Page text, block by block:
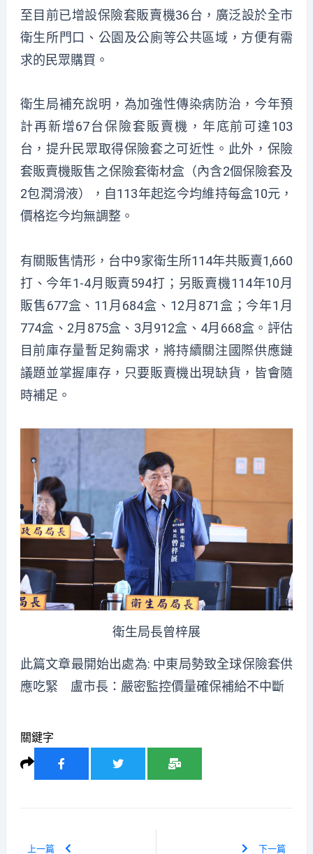
至目前已增設保險套販賣機36台，廣泛設於全市
衛生所門口、公園及公廁等公共區域，方便有需
求的民眾購買。
衛生局補充說明，為加強性傳染病防治，今年預
計再新增67台保險套販賣機，年底前可達103
台，提升民眾取得保險套之可近性。此外，保險
套販賣機販售之保險套衛材盒（內含2個保險套及
2包潤滑液），自113年起迄今均維持每盒10元，
價格迄今均無調整。
有關販售情形，台中9家衛生所114年共販賣1,660
打、今年1-4月販賣594打；另販賣機114年10月
販售677盒、11月684盒、12月871盒；今年1月
774盒、2月875盒、3月912盒、4月668盒。評估
目前庫存量暫足夠需求，將持續關注國際供應鏈
議題並掌握庫存，只要販賣機出現缺貨，皆會隨
時補足。
衛生局長曾梓展
此篇文章最開始出處為: 中東局勢致全球保險套供
應吃緊 盧市長：嚴密監控價量確保補給不中斷
關鍵字
上一篇 下一篇